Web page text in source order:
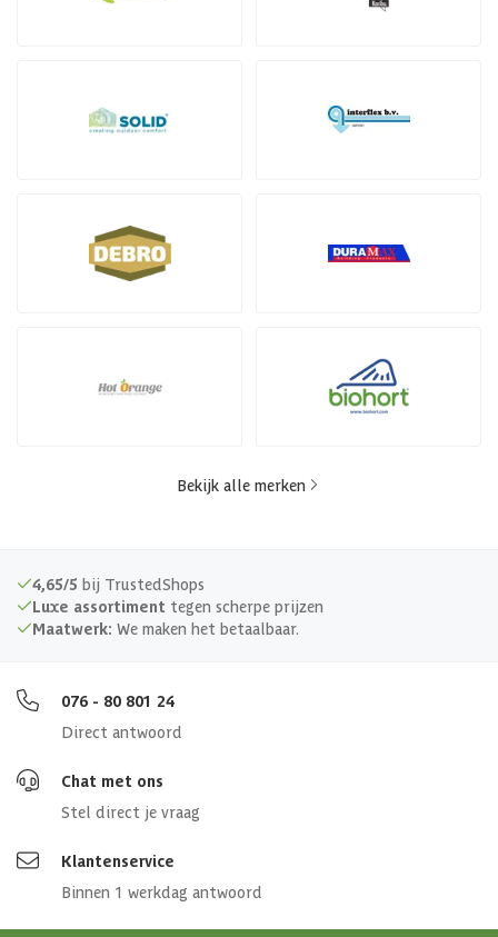
Bekijk alle merken
4,65/5 bij TrustedShops
Luxe assortiment tegen scherpe prijzen
Maatwerk: We maken het betaalbaar.
076 - 80 801 24
Direct antwoord
Chat met ons
Stel direct je vraag
Klantenservice
Binnen 1 werkdag antwoord